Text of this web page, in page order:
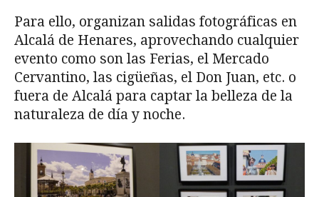
Para ello, organizan salidas fotográficas en
Alcalá de Henares, aprovechando cualquier
evento como son las Ferias, el Mercado
Cervantino, las cigüeñas, el Don Juan, etc. o
fuera de Alcalá para captar la belleza de la
naturaleza de día y noche.